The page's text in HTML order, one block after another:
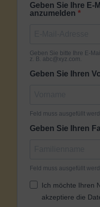
Geben Sie Ihre E-
anzumelden
Geben Sie bitte Ihre E-
z. B. abc@xyz.com.
Geben Sie Ihren
Feld muss ausgefüllt
Geben Sie Ihren
Feld muss ausgefüllt
Ich möchte Ihren
akzeptiere die